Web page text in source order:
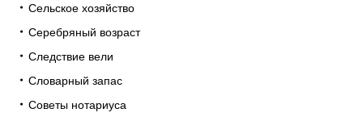
Сельское хозяйство
Серебряный возраст
Следствие вели
Словарный запас
Советы нотариуса